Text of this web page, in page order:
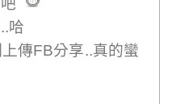
哈
傳FB分享..真的蠻